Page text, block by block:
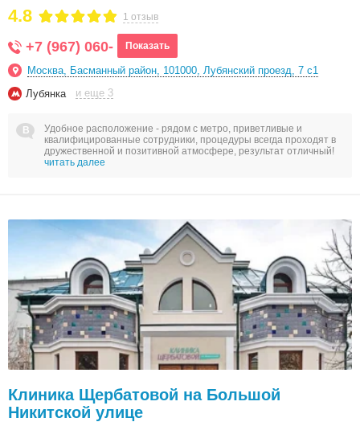
1 отзыв
4.8
+7 (967) 060- Показать
Москва, Басманный район, 101000, Лубянский проезд, 7 с1
Лубянка
и еще 3
Удобное расположение - рядом с метро, приветливые и
квалифицированные сотрудники, процедуры всегда проходят в
дружественной и позитивной атмосфере, результат отличный!
читать далее
Клиника Щербатовой на Большой
Никитской улице